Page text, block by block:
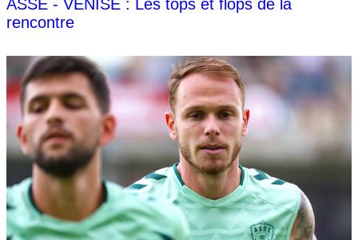
ASSE - VENISE : Les tops et flops de la
rencontre